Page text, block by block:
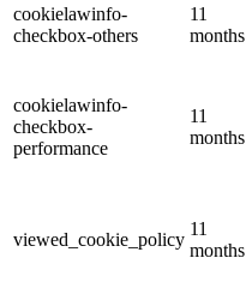
cookielawinfo-
checkbox-others
11
months
cookielawinfo-
checkbox-
performance
11
months
viewed_cookie_policy
11
months